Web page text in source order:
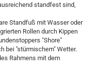
standfest sind,
Standfuß mit Wasser oder
Rollen durch Kippen
"Shore"
bei "stürmischem" Wetter.
Rahmens mit dem